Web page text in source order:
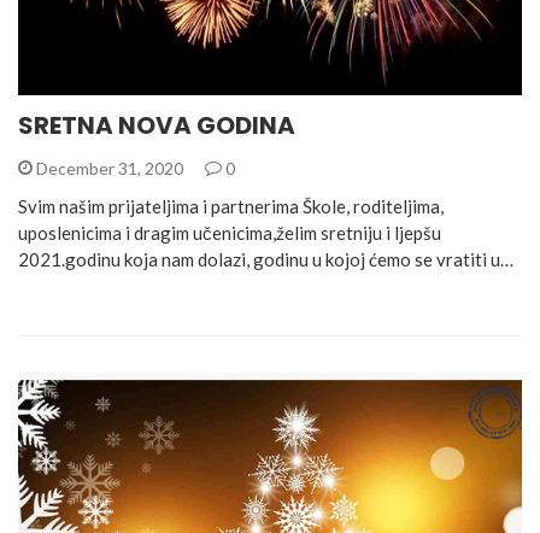
SRETNA NOVA GODINA
December 31, 2020 0
Svim našim prijateljima i partnerima Škole, roditeljima,
uposlenicima i dragim učenicima,želim sretniju i ljepšu
2021.godinu koja nam dolazi, godinu u kojoj ćemo se vratiti u…